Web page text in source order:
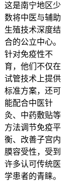
这是南宁地区少
数将中医与辅助
生殖技术深度结
合的公立中心。
针对免疫性不
育，他们不仅在
试管技术上提供
标准方案，还可
能配合中医针
灸、中药敷贴等
方法调节免疫平
衡、改善子宫内
膜容受性，受到
许多认可传统医
学患者的青睐。